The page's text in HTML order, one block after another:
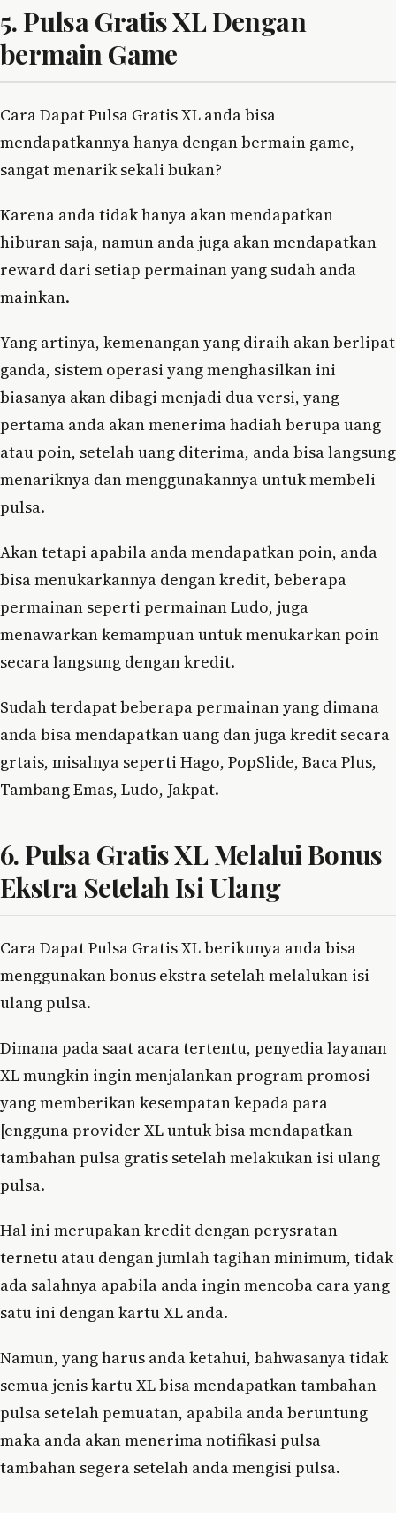
5. Pulsa Gratis XL Dengan
bermain Game
Cara Dapat Pulsa Gratis XL anda bisa
mendapatkannya hanya dengan bermain game,
sangat menarik sekali bukan?
Karena anda tidak hanya akan mendapatkan
hiburan saja, namun anda juga akan mendapatkan
reward dari setiap permainan yang sudah anda
mainkan.
Yang artinya, kemenangan yang diraih akan berlipat
ganda, sistem operasi yang menghasilkan ini
biasanya akan dibagi menjadi dua versi, yang
pertama anda akan menerima hadiah berupa uang
atau poin, setelah uang diterima, anda bisa langsung
menariknya dan menggunakannya untuk membeli
pulsa.
Akan tetapi apabila anda mendapatkan poin, anda
bisa menukarkannya dengan kredit, beberapa
permainan seperti permainan Ludo, juga
menawarkan kemampuan untuk menukarkan poin
secara langsung dengan kredit.
Sudah terdapat beberapa permainan yang dimana
anda bisa mendapatkan uang dan juga kredit secara
grtais, misalnya seperti Hago, PopSlide, Baca Plus,
Tambang Emas, Ludo, Jakpat.
6. Pulsa Gratis XL Melalui Bonus
Ekstra Setelah Isi Ulang
Cara Dapat Pulsa Gratis XL berikunya anda bisa
menggunakan bonus ekstra setelah melalukan isi
ulang pulsa.
Dimana pada saat acara tertentu, penyedia layanan
XL mungkin ingin menjalankan program promosi
yang memberikan kesempatan kepada para
[engguna provider XL untuk bisa mendapatkan
tambahan pulsa gratis setelah melakukan isi ulang
pulsa.
Hal ini merupakan kredit dengan perysratan
ternetu atau dengan jumlah tagihan minimum, tidak
ada salahnya apabila anda ingin mencoba cara yang
satu ini dengan kartu XL anda.
Namun, yang harus anda ketahui, bahwasanya tidak
semua jenis kartu XL bisa mendapatkan tambahan
pulsa setelah pemuatan, apabila anda beruntung
maka anda akan menerima notifikasi pulsa
tambahan segera setelah anda mengisi pulsa.